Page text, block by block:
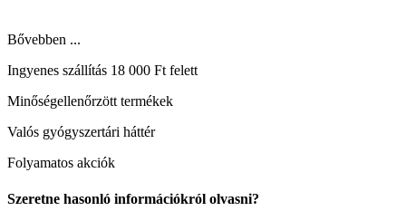
Bővebben ...
Ingyenes szállítás 18 000 Ft felett
Minőségellenőrzött termékek
Valós gyógyszertári háttér
Folyamatos akciók
Szeretne hasonló információkról olvasni?